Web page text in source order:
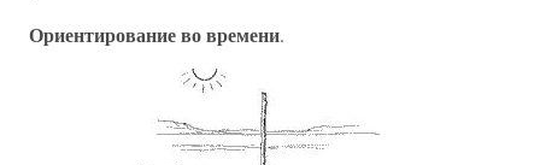
Ориентирование во времени.